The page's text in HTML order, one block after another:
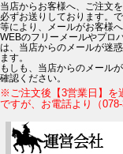
当店からお客様へ、ご注文
必ずお送りしております。
等により、メールがお客様
WEBのフリーメールやプロ
は、当店からのメールが迷
ます。
もしも、当店からのメール
確認ください。
※ご注文後【3営業日】を
ですが、お電話より（